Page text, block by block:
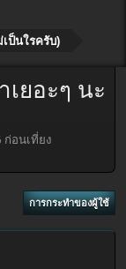
ป็นใรครับ)
ยอะๆ นะ
ก่อนเที่ยง
การกระทำของผู้ใช้